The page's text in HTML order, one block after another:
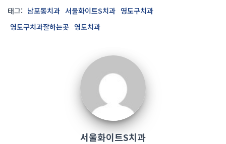
태그: 남포동치과 서울화이트S치과 영도구치과
영도구치과잘하는곳 영도치과
서울화이트S치과